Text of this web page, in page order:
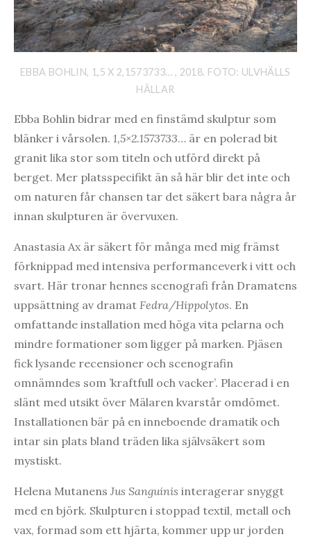
EBBA BOHLIN, 1,5 X 2,1573733… , 2018. FOTO: ULVHÄLLS
HÄLLAR
Ebba Bohlin bidrar med en finstämd skulptur som
blänker i vårsolen. 1,5×2.1573733… är en polerad bit
granit lika stor som titeln och utförd direkt på
berget. Mer platsspecifikt än så här blir det inte och
om naturen får chansen tar det säkert bara några år
innan skulpturen är övervuxen.
Anastasia Ax är säkert för många med mig främst
förknippad med intensiva performanceverk i vitt och
svart. Här tronar hennes scenografi från Dramatens
uppsättning av dramat Fedra/Hippolytos. En
omfattande installation med höga vita pelarna och
mindre formationer som ligger på marken. Pjäsen
fick lysande recensioner och scenografin
omnämndes som ’kraftfull och vacker’. Placerad i en
slänt med utsikt över Mälaren kvarstår omdömet.
Installationen bär på en inneboende dramatik och
intar sin plats bland träden lika självsäkert som
mystiskt.
Helena Mutanens Jus Sanguinis interagerar snyggt
med en björk. Skulpturen i stoppad textil, metall och
vax, formad som ett hjärta, kommer upp ur jorden